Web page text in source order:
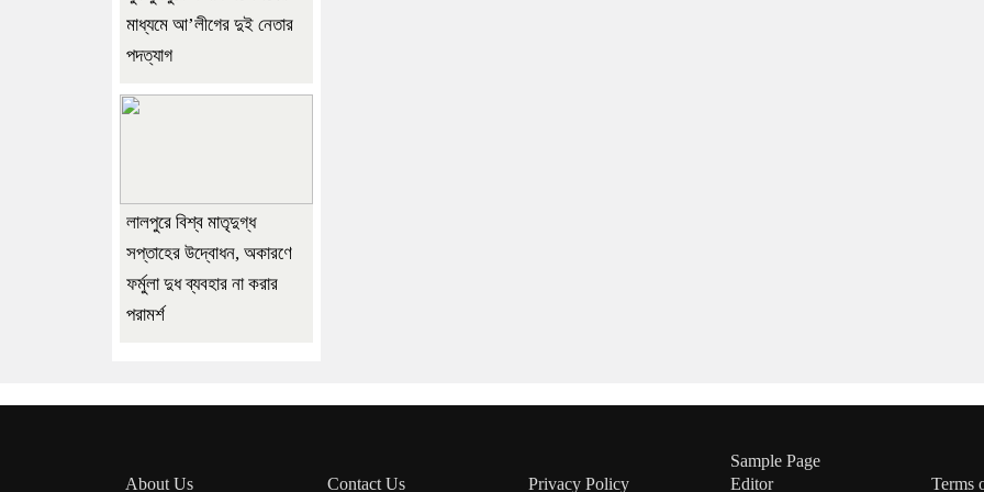
মাধ্যমে আ’লীগের দুই নেতার
পদত্যাগ
লালপুরে বিশ্ব মাতৃদুগ্ধ
সপ্তাহের উদ্বোধন, অকারণে
ফর্মুলা দুধ ব্যবহার না করার
পরামর্শ
About Us Contact Us Privacy Policy
Sample Page
Editor
Terms